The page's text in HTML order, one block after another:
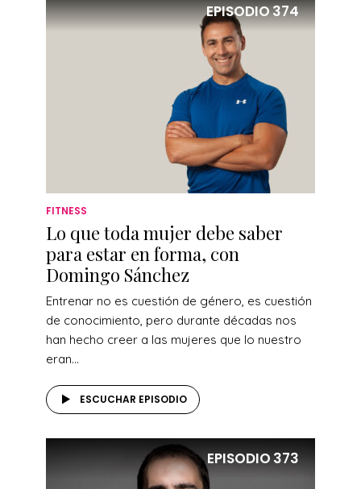
EPISODIO374
FITNESS
Lo que toda mujer debe saber
para estar en forma, con
Domingo Sánchez
Entrenar no es cuestión de género, es cuestión
de conocimiento, pero durante décadas nos
han hecho creer a las mujeres que lo nuestro
eran...
ESCUCHAR EPISODIO
EPISODIO373